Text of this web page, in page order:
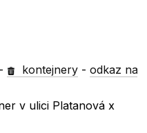
- kontejnery -odkaz na
v ulici Platanová x